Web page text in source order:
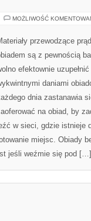
MOŻLIWOŚĆ
przewodzące
są z pewnością
efektownie
daniami
dnia zastanawia
na obiad, by
w sieci, gdzie istnieje
miejsc. Obiady
jeśli weźmie się pod […]